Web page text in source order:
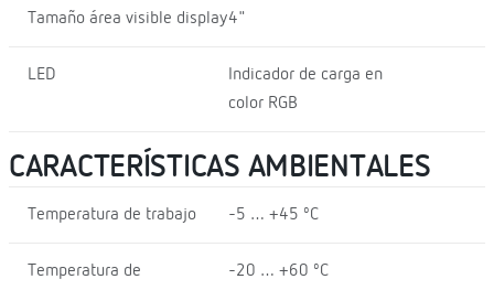
Tamaño área visible display4"
LED
Indicador de carga en
color RGB
CARACTERÍSTICAS AMBIENTALES
Temperatura de trabajo -5 … +45 ºC
Temperatura de
-20 … +60 ºC